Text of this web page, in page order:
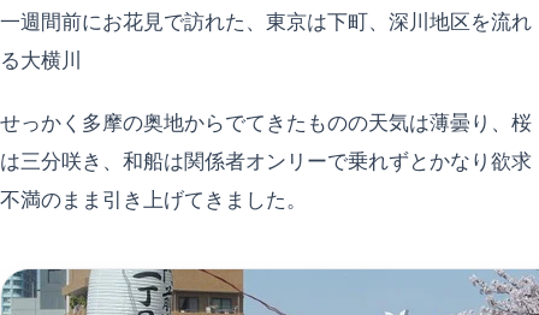
一週間前にお花見で訪れた、東京は下町、深川地区を流れ
る大横川
せっかく多摩の奥地からでてきたものの天気は薄曇り、桜
は三分咲き、和船は関係者オンリーで乗れずとかなり欲求
不満のまま引き上げてきました。